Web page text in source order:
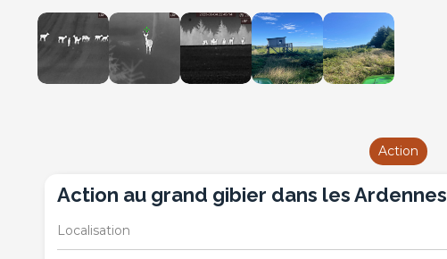
Action
Action au grand gibier dans les Ardennes
Localisation